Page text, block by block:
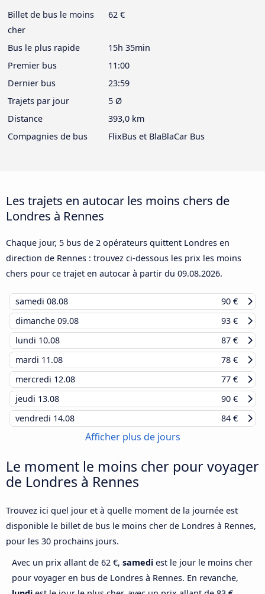
Billet de bus le moins
cher
62 €
Bus le plus rapide
15h 35min
Premier bus
11:00
Dernier bus
23:59
Trajets par jour
5 Ø
Distance
393,0 km
Compagnies de bus
FlixBus et BlaBlaCar Bus
Les trajets en autocar les moins chers de
Londres à Rennes
Chaque jour, 5 bus de 2 opérateurs quittent Londres en
direction de Rennes : trouvez ci-dessous les prix les moins
chers pour ce trajet en autocar à partir du 09.08.2026.
samedi 08.08
90 €
dimanche 09.08
93 €
lundi 10.08
87 €
mardi 11.08
78 €
mercredi 12.08
77 €
jeudi 13.08
90 €
vendredi 14.08 84 €
Afficher plus de jours
Le moment le moins cher pour voyager
de Londres à Rennes
Trouvez ici quel jour et à quelle moment de la journée est
disponible le billet de bus le moins cher de Londres à Rennes,
pour les 30 prochains jours.
Avec un prix allant de 62 €, samedi est le jour le moins cher
pour voyager en bus de Londres à Rennes. En revanche,